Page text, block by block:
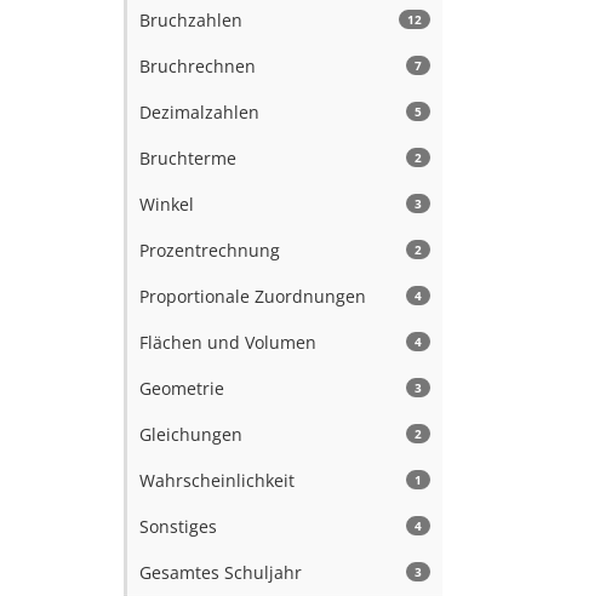
12
Bruchzahlen
7
Bruchrechnen
5
Dezimalzahlen
2
Bruchterme
3
Winkel
2
Prozentrechnung
4
Proportionale Zuordnungen
4
Flächen und Volumen
3
Geometrie
2
Gleichungen
1
Wahrscheinlichkeit
4
Sonstiges
3
Gesamtes Schuljahr